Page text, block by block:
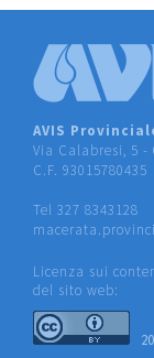
AVIS
Via Calabresi, 5 -
C.F. 93015780435
Tel 327 8343128
Licenza sui
del sito web: